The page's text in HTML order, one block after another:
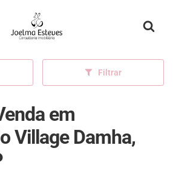
Página inicial
Filtrar
em
Village Damha,